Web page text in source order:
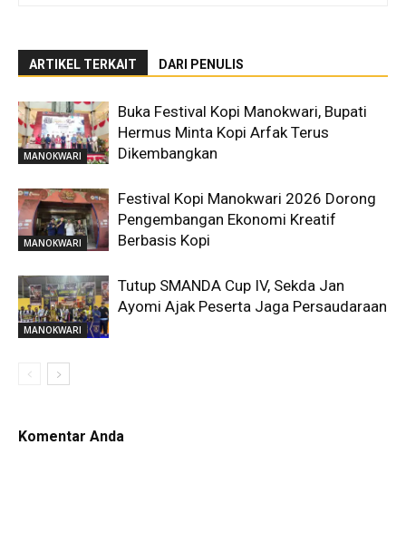
ARTIKEL TERKAIT DARI PENULIS
MANOKWARI
Buka Festival Kopi Manokwari, Bupati
Hermus Minta Kopi Arfak Terus
Dikembangkan
MANOKWARI
Festival Kopi Manokwari 2026 Dorong
Pengembangan Ekonomi Kreatif
Berbasis Kopi
MANOKWARI
Tutup SMANDA Cup IV, Sekda Jan
Ayomi Ajak Peserta Jaga Persaudaraan
Komentar Anda